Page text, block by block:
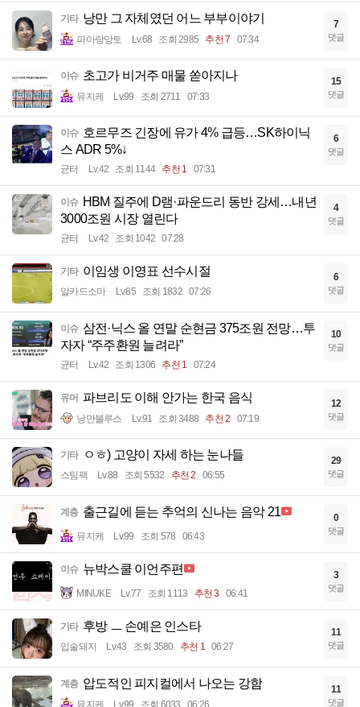
기타 낭만 그 자체였던 어느 부부이야기
파아랑망토 Lv.68 조회 2985 추천 7 07:34
7
댓글
이슈 초고가 비거주 매물 쏟아지나
뮤지케 Lv.99 조회 2711 07:33
15
댓글
이슈 호르무즈 긴장에 유가 4% 급등…SK하이닉
스 ADR 5%↓
균터 Lv.42 조회 1144 추천 1 07:31
6
댓글
이슈 HBM 질주에 D램·파운드리 동반 강세…내년
3000조원 시장 열린다
균터 Lv.42 조회 1042 07:28
4
댓글
기타 이임생 이영표 선수시절
알카드소마 Lv.85 조회 1832 07:26
6
댓글
이슈 삼전·닉스 올 연말 순현금 375조원 전망…투
자자 “주주환원 늘려라”
균터 Lv.42 조회 1306 추천 1 07:24
10
댓글
유머 파브리도 이해 안가는 한국 음식
낭만블루스 Lv.91 조회 3488 추천 2 07:19
12
댓글
기타 ㅇㅎ) 고양이 자세 하는 눈나들
스팀팩 Lv.88 조회 5532 추천 2 06:55
29
댓글
계층 출근길에 듣는 추억의 신나는 음악 21
뮤지케 Lv.99 조회 578 06:43
0
댓글
이슈 뉴박스쿨 이언주편
MINUKE Lv.77 조회 1113 추천 3 06:41
3
댓글
기타 후방 ㅡ 손예은 인스타
입술돼지 Lv.43 조회 3580 추천 1 06:27
11
댓글
계층 압도적인 피지컬에서 나오는 강함 11
댓글